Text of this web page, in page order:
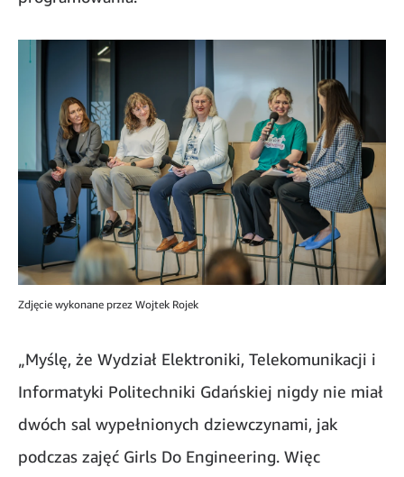
Zdjęcie wykonane przez Wojtek Rojek
„Myślę, że Wydział Elektroniki, Telekomunikacji i
Informatyki Politechniki Gdańskiej nigdy nie miał
dwóch sal wypełnionych dziewczynami, jak
podczas zajęć Girls Do Engineering. Więc